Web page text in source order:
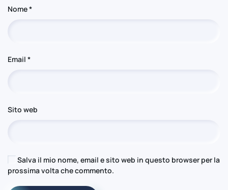
Nome*
Email *
Sito web
Salva il mio nome, email e sito web in questo browser per la
prossima volta che commento.